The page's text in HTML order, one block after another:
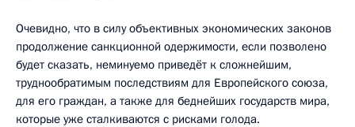
Очевидно, что в силу объективных экономических законов
продолжение санкционной одержимости, если позволено
будет сказать, неминуемо приведёт к сложнейшим,
труднообратимым последствиям для Европейского союза,
для его граждан, а также для беднейших государств мира,
которые уже сталкиваются с рисками голода.